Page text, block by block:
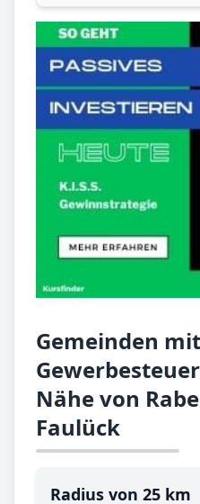
Gemeinden
Nähe von
Faulück
Radius von 25 km